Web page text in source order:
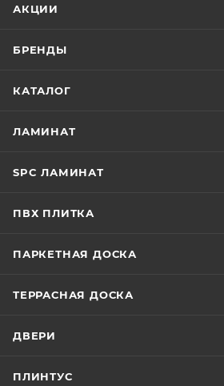
АКЦИИ
БРЕНДЫ
КАТАЛОГ
ЛАМИНАТ
SPC ЛАМИНАТ
ПВХ ПЛИТКА
ПАРКЕТНАЯ ДОСКА
ТЕРРАСНАЯ ДОСКА
ДВЕРИ
ПЛИНТУС